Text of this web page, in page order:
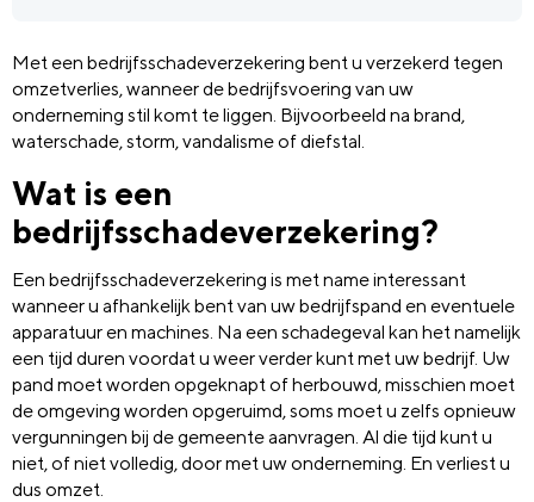
Met een bedrijfsschadeverzekering bent u verzekerd tegen
omzetverlies, wanneer de bedrijfsvoering van uw
onderneming stil komt te liggen. Bijvoorbeeld na brand,
waterschade, storm, vandalisme of diefstal.
Wat is een
bedrijfsschadeverzekering?
Een bedrijfsschadeverzekering is met name interessant
wanneer u afhankelijk bent van uw bedrijfspand en eventuele
apparatuur en machines. Na een schadegeval kan het namelijk
een tijd duren voordat u weer verder kunt met uw bedrijf. Uw
pand moet worden opgeknapt of herbouwd, misschien moet
de omgeving worden opgeruimd, soms moet u zelfs opnieuw
vergunningen bij de gemeente aanvragen. Al die tijd kunt u
niet, of niet volledig, door met uw onderneming. En verliest u
dus omzet.